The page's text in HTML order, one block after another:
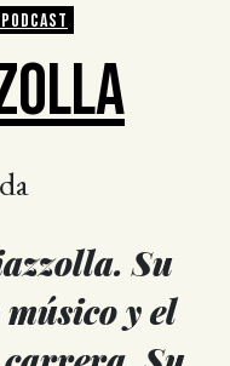
Su
y el